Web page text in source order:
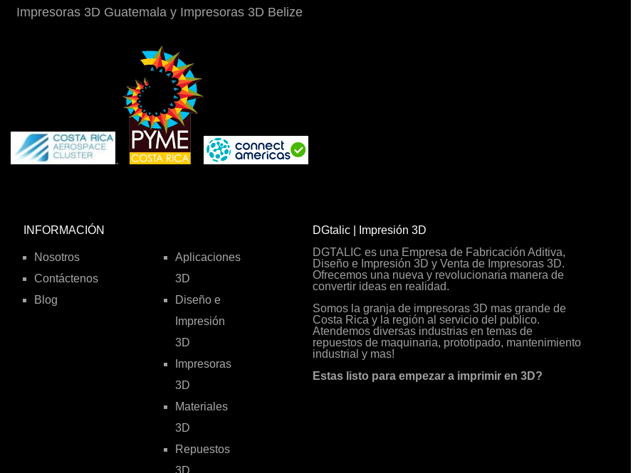
Impresoras 3D Guatemala y Impresoras 3D Belize
.
INFORMACIÓN
Nosotros
Contáctenos
Blog
Aplicaciones
3D
Diseño e
Impresión
3D
Impresoras
3D
Materiales
3D
Repuestos
3D
DGtalic | Impresión 3D
DGTALIC es una Empresa de Fabricación Aditiva,
Diseño e Impresión 3D y Venta de Impresoras 3D.
Ofrecemos una nueva y revolucionaria manera de
convertir ideas en realidad.
Somos la granja de impresoras 3D mas grande de
Costa Rica y la región al servicio del publico.
Atendemos diversas industrias en temas de
repuestos de maquinaria, prototipado, mantenimiento
industrial y mas!
Estas listo para empezar a imprimir en 3D?